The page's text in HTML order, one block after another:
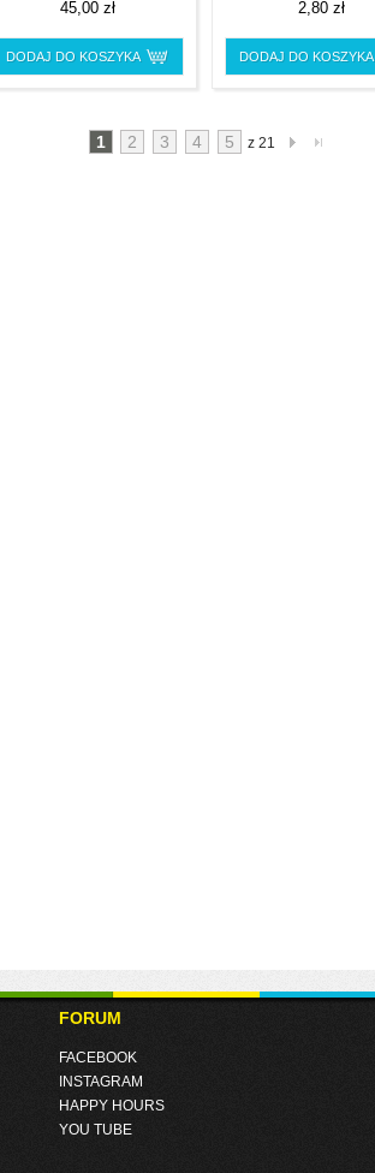
45,00 zł
DODAJ DO KOSZYKA
2,80 zł
DODAJ DO KOSZYKA
1 2 3 4 5 z 21
FORUM
FACEBOOK
INSTAGRAM
HAPPY HOURS
YOU TUBE